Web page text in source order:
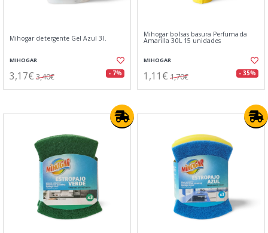
Mihogar detergente Gel Azul 3l.
MIHOGAR
3,17€ 3,40€ - 7%
Mihogar bolsas basura Perfumada
Amarilla 30L 15 unidades
MIHOGAR
1,11€ 1,70€ - 35%